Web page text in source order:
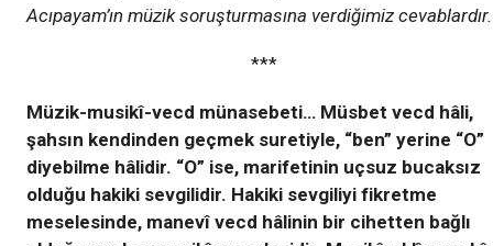
Acıpayam’ın müzik soruşturmasına verdiğimiz cevablardır.
***
Müzik-musikî-vecd münasebeti… Müsbet vecd hâli,
şahsın kendinden geçmek suretiyle, “ben” yerine “O”
diyebilme hâlidir. “O” ise, marifetinin uçsuz bucaksız
olduğu hakiki sevgilidir. Hakiki sevgiliyi fikretme
meselesinde, manevî vecd hâlinin bir cihetten bağlı